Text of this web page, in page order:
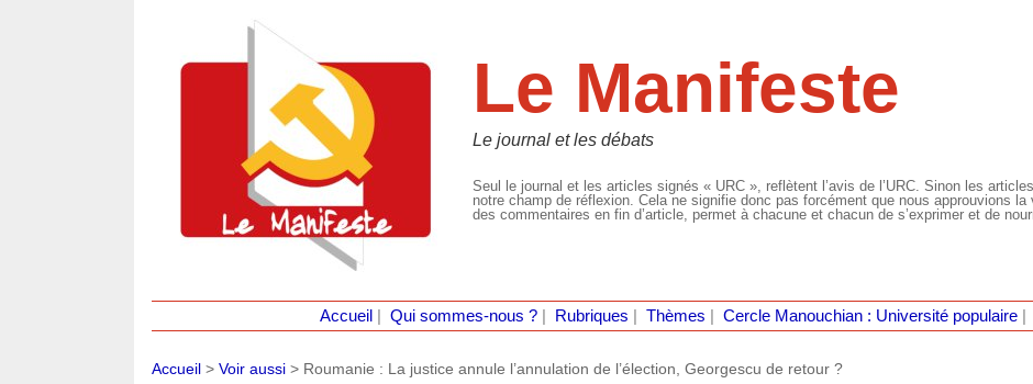
Le Manifeste
Le journal et les débats
Seul le journal et les articles signés « URC », reflètent l’avis de l’URC. Sinon les
notre champ de réflexion. Cela ne signifie donc pas forcément que nous approuvions
des commentaires en fin d’article, permet à chacune et chacun de s’exprimer et de
Accueil Qui sommes-nous ?| Rubriques Thèmes Cercle Manouchian : Université populaire|
Accueil > Voir aussi > Roumanie : La justice annule l’annulation de l’élection, Georgescu de retour ?